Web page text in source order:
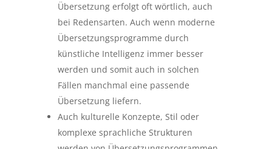
Übersetzung erfolgt oft wörtlich, auch
bei Redensarten. Auch wenn moderne
Übersetzungsprogramme durch
künstliche Intelligenz immer besser
werden und somit auch in solchen
Fällen manchmal eine passende
Übersetzung liefern.
Auch kulturelle Konzepte, Stil oder
komplexe sprachliche Strukturen